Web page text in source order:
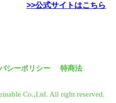
>>公式サイトはこちら
シーポリシー 特商法
Co.,Ltd. All right reserved.